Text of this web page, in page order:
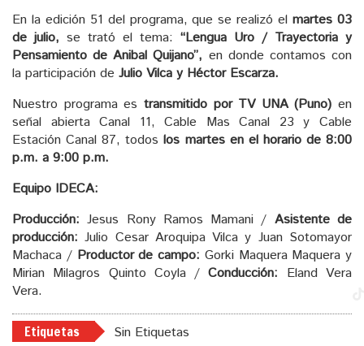
En la edición 51 del programa, que se realizó elmartes03
de julio, se trató el tema: “Lengua Uro / Trayectoria y
Pensamiento de Anibal Quijano”, en donde contamos con
la participación de Julio Vilca y Héctor Escarza.
Nuestro programa es transmitido por TV UNA (Puno) en
señal abierta Canal 11, Cable Mas Canal 23 y Cable
Estación Canal 87, todoslos martes en el horario de 8:00
p.m. a 9:00 p.m.
Equipo IDECA:
Producción: Jesus Rony Ramos Mamani / Asistente de
producción: Julio Cesar Aroquipa Vilca y Juan Sotomayor
Machaca / Productor de campo: Gorki Maquera Maquera y
Mirian Milagros Quinto Coyla /Conducción: Eland Vera
Vera.
Etiquetas Sin Etiquetas